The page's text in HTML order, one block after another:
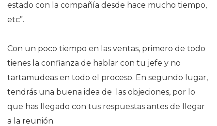
estado con la compañía desde hace mucho tiempo,
etc”.
Con un poco tiempo en las ventas, primero de todo
tienes la confianza de hablar con tu jefe y no
tartamudeas en todo el proceso. En segundo lugar,
tendrás una buena idea de las objeciones, por lo
que has llegado con tus respuestas antes de llegar
a la reunión.